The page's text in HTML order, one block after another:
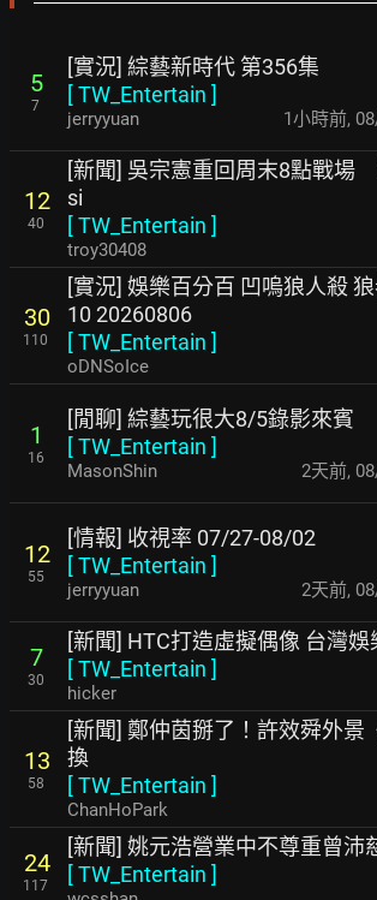
5
7
[實況] 綜藝新時代 第356集
[TW_Entertain ]
jerryyuan 1小時前,
12
40
[新聞] 吳宗憲重回周末8點戰場
si
[TW_Entertain ]
troy30408
30
110
[實況] 娛樂百分百 凹嗚狼人殺
10 20260806
[TW_Entertain ]
oDNSoIce
1
16
[閒聊] 綜藝玩很大8/5錄影來賓
[TW_Entertain ]
MasonShin 2天前,
12
55
[情報] 收視率 07/27-08/02
[TW_Entertain ]
jerryyuan 2天前,
7
30
[新聞] HTC打造虛擬偶像 台灣
[TW_Entertain ]
hicker
13
58
[新聞] 鄭仲茵掰了！許效舜外景
換
[TW_Entertain ]
ChanHoPark
24
117
[新聞] 姚元浩營業中不尊重曾沛
[TW_Entertain ]